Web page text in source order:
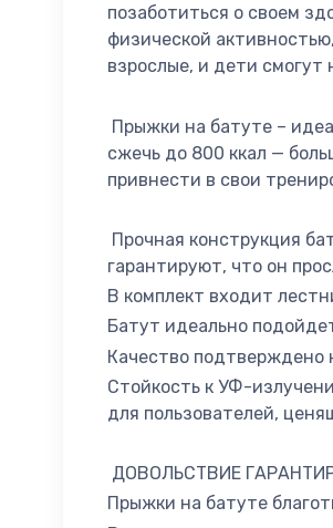
позаботиться о своем
физической
взрослые, и дети
Прыжки на батуте –
сжечь до 800 ккал —
привнести в свои
Прочная конструкция
гарантируют, что он
В комплект входит
Батут идеально
Качество подтверждено
Стойкость к УФ-
для пользователей,
ДОВОЛЬСТВИЕ
Прыжки на батуте